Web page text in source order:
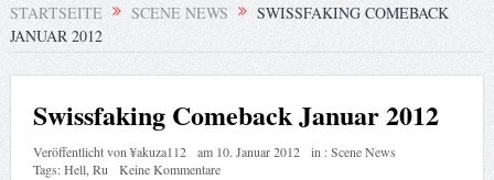
STARTSEITE SCENE NEWS
SWISSFAKING COMEBACK
JANUAR 2012
Swissfaking Comeback Januar 2012
Veröffentlicht von¥akuza112 am 10. Januar 2012 in :Scene News
Tags:Hell, Ru Keine Kommentare